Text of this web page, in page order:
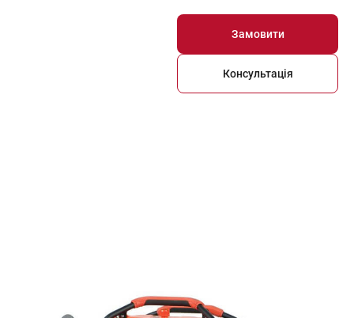
Замовити
Консультація